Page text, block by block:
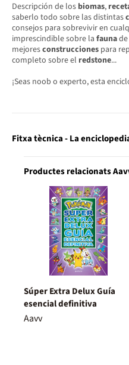
Descripción de los biomas,
saberlo todo sobre las distintas
consejos para sobrevivir en
imprescindible sobre la fauna
mejoresconstrucciones para
completo sobre el redstone...
¡Seas noob o experto, esta
Fitxa tècnica - La
Productes relacionats
Súper Extra Delux Guía
esencial definitiva
Aavv